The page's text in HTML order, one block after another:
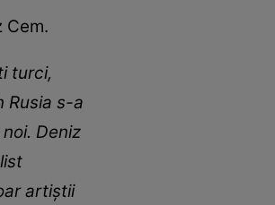
Cem.
turci,
Rusia s-a
Deniz
artiștii